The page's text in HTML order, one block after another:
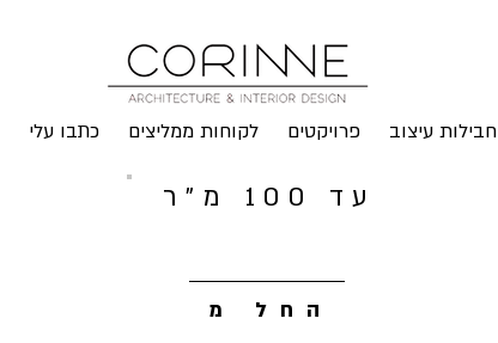
חבילות עיצוב פרויקטים לקוחות ממליצים כתבו עלי
עד 100 מ"ר
החל מ